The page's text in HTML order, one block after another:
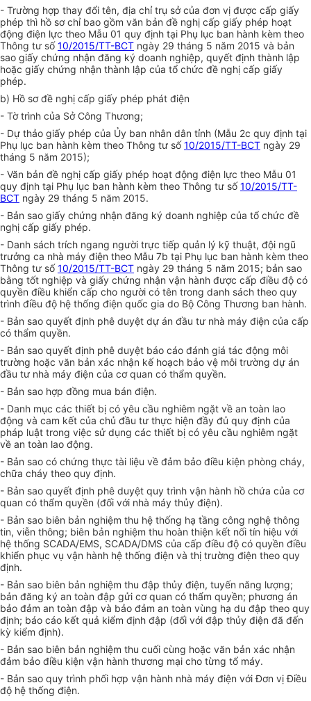
- Trường hợp thay đổi tên, địa chỉ trụ sở của đơn vị được cấp giấy
phép thì hồ sơ chỉ bao gồm văn bản đề nghị cấp giấy phép hoạt
động điện lực theo Mẫu 01 quy định tại Phụ lục ban hành kèm theo
Thông tư số10/2015/TT-BCT ngày 29 tháng 5 năm 2015 và bản
sao giấy chứng nhận đăng ký doanh nghiệp, quyết định thành lập
hoặc giấy chứng nhận thành lập của tổ chức đề nghị cấp giấy
phép.
b) Hồ sơ đề nghị cấp giấy phép phát điện
- Tờ trình của Sở Công Thương;
- Dự thảo giấy phép của Ủy ban nhân dân tỉnh (Mẫu 2c quy định tại
Phụ lục ban hành kèm theo Thông tư số10/2015/TT-BCT ngày 29
tháng 5 năm 2015);
- Văn bản đề nghị cấp giấy phép hoạt động điện lực theo Mẫu 01
quy định tại Phụ lục ban hành kèm theo Thông tư số10/2015/TT-
BCT ngày 29 tháng 5 năm 2015.
- Bản sao giấy chứng nhận đăng ký doanh nghiệp của tổ chức đề
nghị cấp giấy phép.
- Danh sách trích ngang người trực tiếp quản lý kỹ thuật, đội ngũ
trưởng ca nhà máy điện theo Mẫu 7b tại Phụ lục ban hành kèm theo
Thông tư số10/2015/TT-BCT ngày 29 tháng 5 năm 2015; bản sao
bằng tốt nghiệp và giấy chứng nhận vận hành được cấp điều độ có
quyền điều khiển cấp cho người có tên trong danh sách theo quy
trình điều độ hệ thống điện quốc gia do Bộ Công Thương ban hành.
- Bản sao quyết định phê duyệt dự án đầu tư nhà máy điện của cấp
có thẩm quyền.
- Bản sao quyết định phê duyệt báo cáo đánh giá tác động môi
trường hoặc văn bản xác nhận kế hoạch bảo vệ môi trường dự án
đầu tư nhà máy điện của cơ quan có thẩm quyền.
- Bản sao hợp đồng mua bán điện.
- Danh mục các thiết bị có yêu cầu nghiêm ngặt về an toàn lao
động và cam kết của chủ đầu tư thực hiện đầy đủ quy định của
pháp luật trong việc sử dụng các thiết bị có yêu cầu nghiêm ngặt
về an toàn lao động.
- Bản sao có chứng thực tài liệu về đảm bảo điều kiện phòng cháy,
chữa cháy theo quy định.
- Bản sao quyết định phê duyệt quy trình vận hành hồ chứa của cơ
quan có thẩm quyền (đối với nhà máy thủy điện).
- Bản sao biên bản nghiệm thu hệ thống hạ tầng công nghệ thông
tin, viễn thông; biên bản nghiệm thu hoàn thiện kết nối tín hiệu với
hệ thống SCADA/EMS, SCADA/DMS của cấp điều độ có quyền điều
khiển phục vụ vận hành hệ thống điện và thị trường điện theo quy
định.
- Bản sao biên bản nghiệm thu đập thủy điện, tuyến năng lượng;
bản đăng ký an toàn đập gửi cơ quan có thẩm quyền; phương án
bảo đảm an toàn đập và bảo đảm an toàn vùng hạ du đập theo quy
định; báo cáo kết quả kiểm định đập (đối với đập thủy điện đã đến
kỳ kiểm định).
- Bản sao biên bản nghiệm thu cuối cùng hoặc văn bản xác nhận
đảm bảo điều kiện vận hành thương mại cho từng tổ máy.
- Bản sao quy trình phối hợp vận hành nhà máy điện với Đơn vị Điều
độ hệ thống điện.